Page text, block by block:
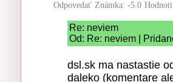
Odpovedať Známka: -5.0
Re: neviem
Od: Re: neviem |
dsl.sk ma nastastie
daleko (komentare